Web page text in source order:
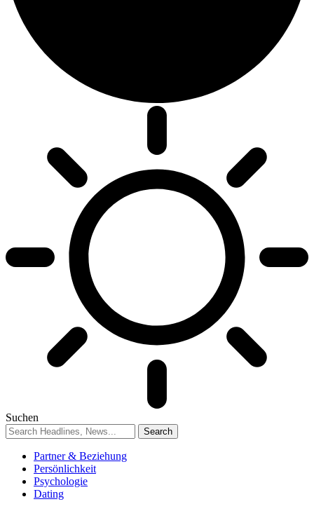
Suchen
Partner & Beziehung
Persönlichkeit
Psychologie
Dating